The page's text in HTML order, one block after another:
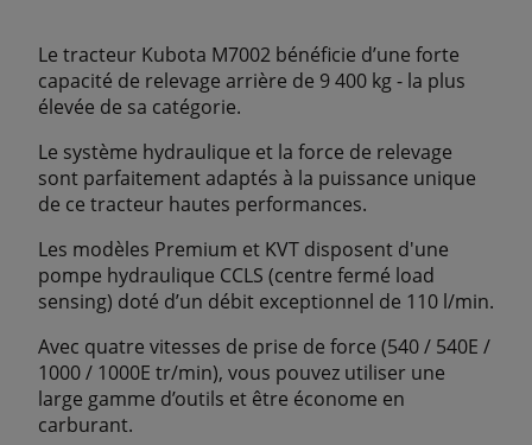
Le tracteur Kubota M7002 bénéficie d’une forte
capacité de relevage arrière de 9 400 kg - la plus
élevée de sa catégorie.
Le système hydraulique et la force de relevage
sont parfaitement adaptés à la puissance unique
de ce tracteur hautes performances.
Les modèles Premium et KVT disposent d'une
pompe hydraulique CCLS (centre fermé load
sensing) doté d’un débit exceptionnel de 110 l/min.
Avec quatre vitesses de prise de force (540 / 540E /
1000 / 1000E tr/min), vous pouvez utiliser une
large gamme d’outils et être économe en
carburant.